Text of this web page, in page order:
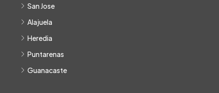
San Jose
Alajuela
Heredia
Puntarenas
Guanacaste